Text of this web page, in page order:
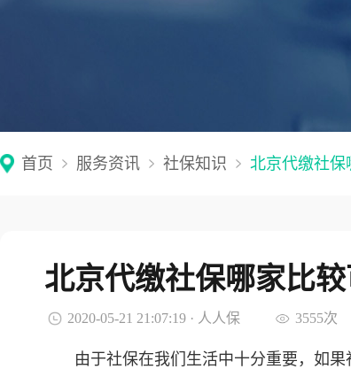
首页 服务资讯 社保知识 北京代缴社保
北京代缴社保哪家比较
2020-05-21 21:07:19 · 人人保 3555次
由于社保在我们生活中十分重要，如